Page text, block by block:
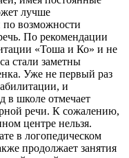
лучше
по возможности
По рекомендации
«Тоша и Ко» и не
стали заметны
Уже не первый раз
и
в школе отмечает
речи. К сожалению,
центре нельзя.
в логопедическом
продолжает занятия